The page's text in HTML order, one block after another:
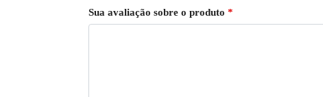
Sua avaliação sobre o produto *